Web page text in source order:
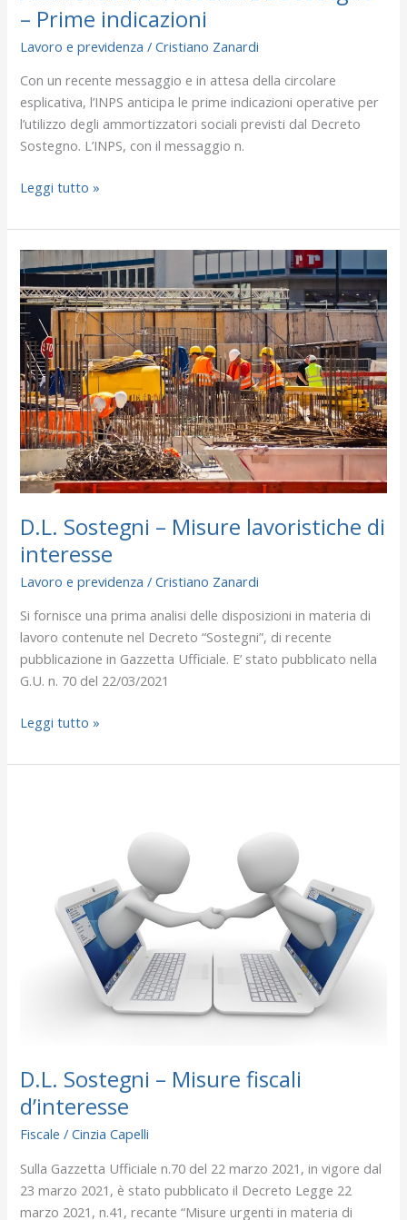
– Prime indicazioni
Lavoro e previdenza /Cristiano Zanardi
Con un recente messaggio e in attesa della circolare
esplicativa, l’INPS anticipa le prime indicazioni operative per
l’utilizzo degli ammortizzatori sociali previsti dal Decreto
Sostegno. L’INPS, con il messaggio n.
Leggi tutto »
D.L. Sostegni – Misure lavoristiche di
interesse
Lavoro e previdenza /Cristiano Zanardi
Si fornisce una prima analisi delle disposizioni in materia di
lavoro contenute nel Decreto “Sostegni”, di recente
pubblicazione in Gazzetta Ufficiale. E’ stato pubblicato nella
G.U. n. 70 del 22/03/2021
–
Misure
lavoristiche
di
interesse
Leggi tutto »
D.L. Sostegni – Misure fiscali
d’interesse
Fiscale /Cinzia Capelli
Sulla Gazzetta Ufficiale n.70 del 22 marzo 2021, in vigore dal
23 marzo 2021, è stato pubblicato il Decreto Legge 22
marzo 2021, n.41, recante “Misure urgenti in materia di
d’interesse